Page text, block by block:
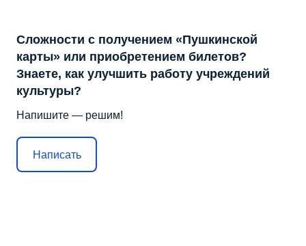
Сложности с получением «Пушкинской
карты» или приобретением билетов?
Знаете, как улучшить работу учреждений
культуры?
Напишите — решим!
Написать